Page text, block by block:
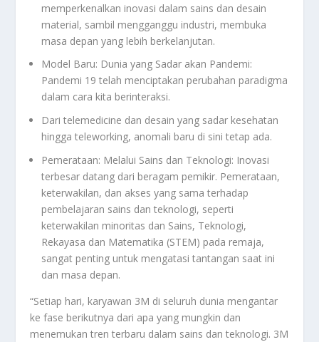
memperkenalkan inovasi dalam sains dan desain
material, sambil mengganggu industri, membuka
masa depan yang lebih berkelanjutan.
Model Baru: Dunia yang Sadar akan Pandemi:
Pandemi 19 telah menciptakan perubahan paradigma
dalam cara kita berinteraksi.
Dari telemedicine dan desain yang sadar kesehatan
hingga teleworking, anomali baru di sini tetap ada.
Pemerataan: Melalui Sains dan Teknologi: Inovasi
terbesar datang dari beragam pemikir. Pemerataan,
keterwakilan, dan akses yang sama terhadap
pembelajaran sains dan teknologi, seperti
keterwakilan minoritas dan Sains, Teknologi,
Rekayasa dan Matematika (STEM) pada remaja,
sangat penting untuk mengatasi tantangan saat ini
dan masa depan.
“Setiap hari, karyawan 3M di seluruh dunia mengantar
ke fase berikutnya dari apa yang mungkin dan
menemukan tren terbaru dalam sains dan teknologi. 3M